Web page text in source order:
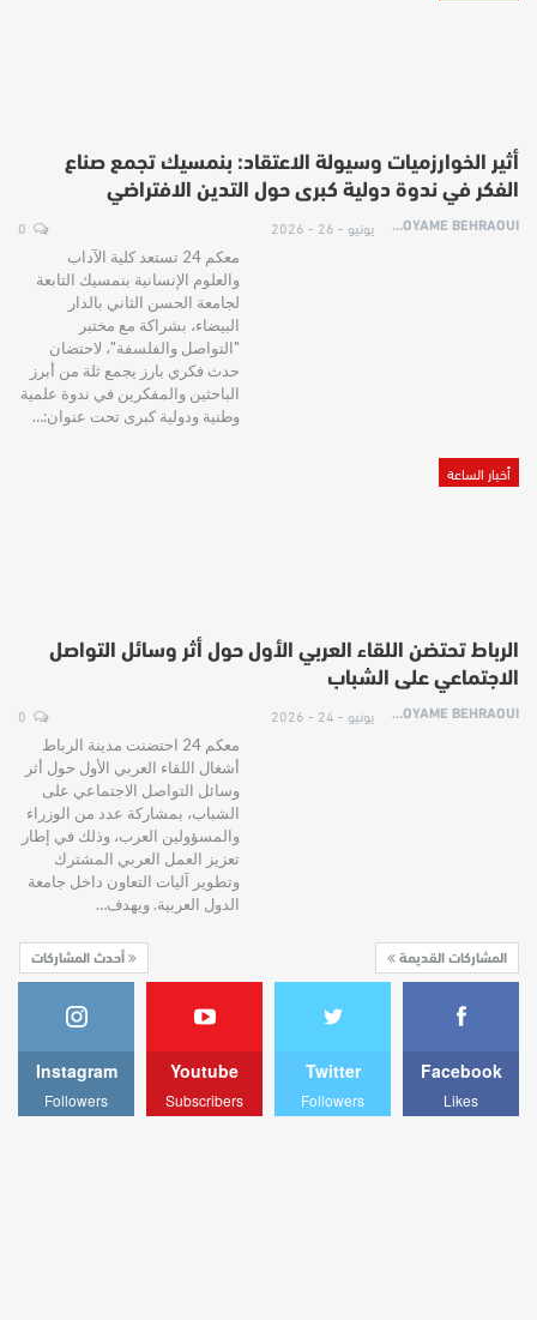
أثير الخوارزميات وسيولة الاعتقاد: بنمسيك تجمع صناع
الفكر في ندوة دولية كبرى حول التدين الافتراضي
HOYAME BEHRAOUI يونيو - 26 - 2026
معكم 24 تستعد كلية الآداب
والعلوم الإنسانية بنمسيك التابعة
لجامعة الحسن الثاني بالدار
البيضاء، بشراكة مع مختبر
"التواصل والفلسفة"، لاحتضان
حدث فكري بارز يجمع ثلة من أبرز
الباحثين والمفكرين في ندوة علمية
وطنية ودولية كبرى تحت عنوان:…
أخبار الساعة
الرباط تحتضن اللقاء العربي الأول حول أثر وسائل التواصل
الاجتماعي على الشباب
HOYAME BEHRAOUI يونيو - 24 - 2026
معكم 24 احتضنت مدينة الرباط
أشغال اللقاء العربي الأول حول أثر
وسائل التواصل الاجتماعي على
الشباب، بمشاركة عدد من الوزراء
والمسؤولين العرب، وذلك في إطار
تعزيز العمل العربي المشترك
وتطوير آليات التعاون داخل جامعة
الدول العربية. ويهدف…
المشاركات القديمة أحدث المشاركات
Facebook
Likes
Twitter
Followers
Youtube
Subscribers
Instagram
Followers